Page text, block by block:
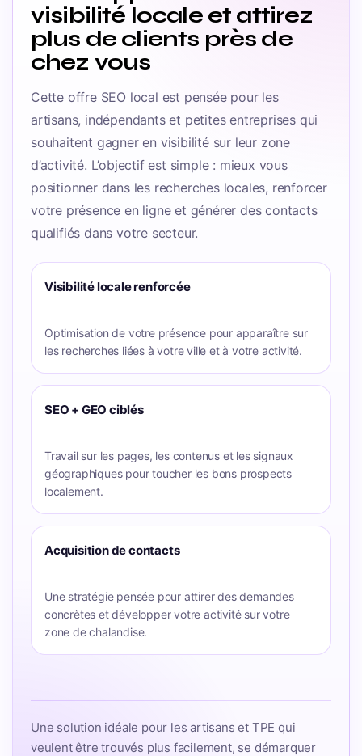
visibilité locale et attirez
plus de clients près de
chez vous
Cette offre SEO local est pensée pour les
artisans, indépendants et petites entreprises qui
souhaitent gagner en visibilité sur leur zone
d’activité. L’objectif est simple : mieux vous
positionner dans les recherches locales, renforcer
votre présence en ligne et générer des contacts
qualifiés dans votre secteur.
Visibilité locale renforcée
Optimisation de votre présence pour apparaître sur
les recherches liées à votre ville et à votre activité.
SEO + GEO ciblés
Travail sur les pages, les contenus et les signaux
géographiques pour toucher les bons prospects
localement.
Acquisition de contacts
Une stratégie pensée pour attirer des demandes
concrètes et développer votre activité sur votre
zone de chalandise.
Une solution idéale pour les artisans et TPE qui
veulent être trouvés plus facilement, se démarquer